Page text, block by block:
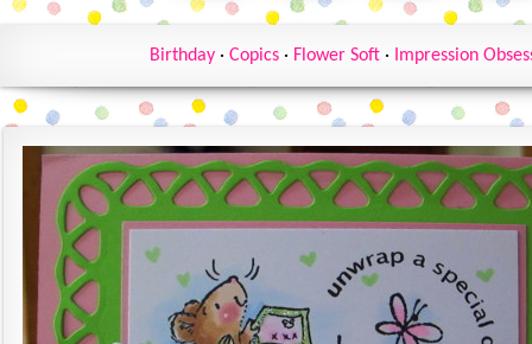
Birthday · Copics · Flower Soft · Impression